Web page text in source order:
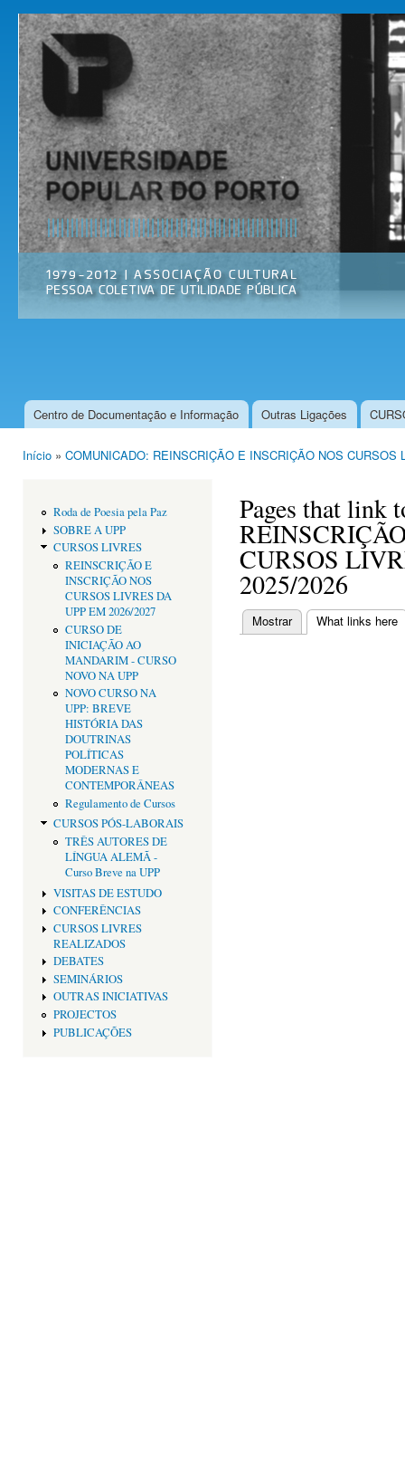
Universidade
Popular do
Porto
Associação
Cultural
Menu principal
Centro de Documentação e Informação Outras Ligações
Início » COMUNICADO: REINSCRIÇÃO E INSCRIÇÃO NOS CURSOS
Roda de Poesia pela Paz
SOBRE A UPP
CURSOS LIVRES
REINSCRIÇÃO E
INSCRIÇÃO NOS
CURSOS LIVRES DA
UPP EM 2026/2027
CURSO DE
INICIAÇÃO AO
MANDARIM - CURSO
NOVO NA UPP
NOVO CURSO NA
UPP: BREVE
HISTÓRIA DAS
DOUTRINAS
POLÍTICAS
MODERNAS E
CONTEMPORÂNEAS
Regulamento de Cursos
CURSOS PÓS-LABORAIS
TRÊS AUTORES DE
LÍNGUA ALEMÃ -
Curso Breve na UPP
VISITAS DE ESTUDO
CONFERÊNCIAS
CURSOS LIVRES
REALIZADOS
DEBATES
SEMINÁRIOS
OUTRAS INICIATIVAS
PROJECTOS
PUBLICAÇÕES
Pages that link
CURSOS
2025/2026
Separadores
Mostrar What links here